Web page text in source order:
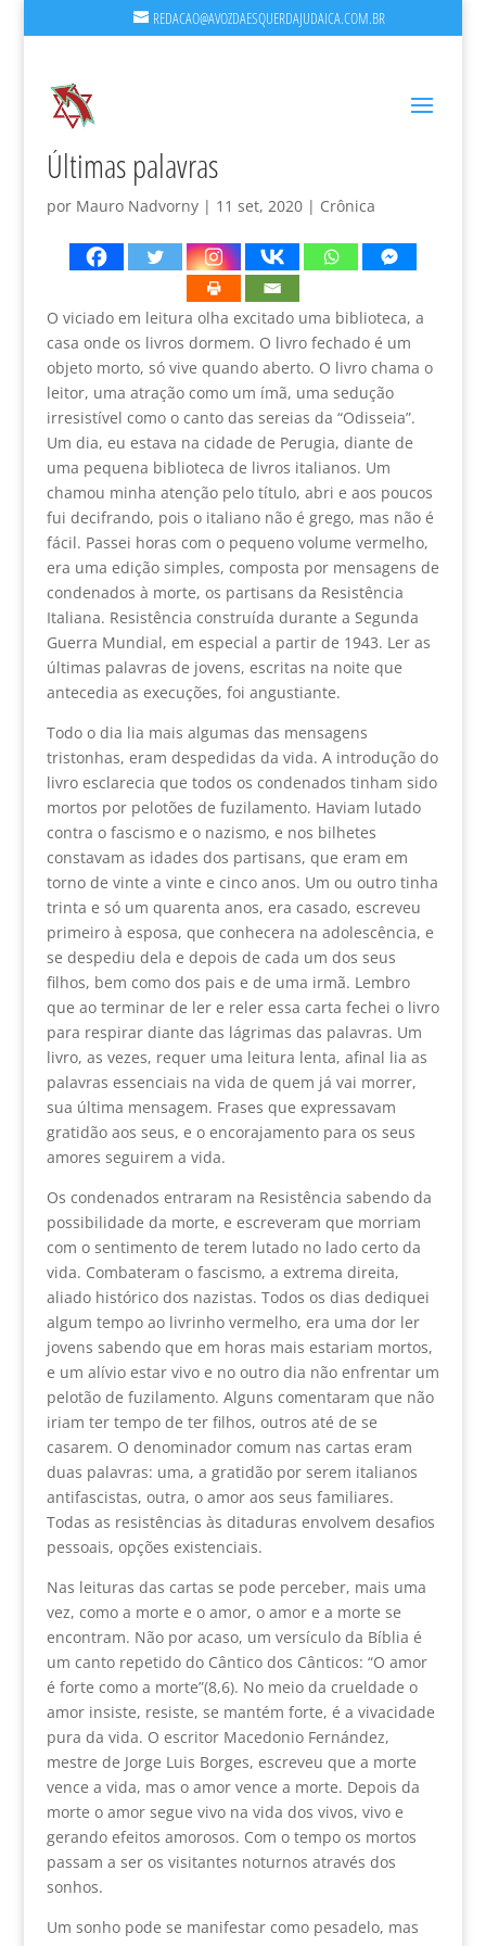
REDACAO@AVOZDAESQUERDAJUDAICA.COM.BR
Últimas palavras
por Mauro Nadvorny| 11 set, 2020| Crônica
O viciado em leitura olha excitado uma biblioteca, a
casa onde os livros dormem. O livro fechado é um
objeto morto, só vive quando aberto. O livro chama o
leitor, uma atração como um ímã, uma sedução
irresistível como o canto das sereias da “Odisseia”.
Um dia, eu estava na cidade de Perugia, diante de
uma pequena biblioteca de livros italianos. Um
chamou minha atenção pelo título, abri e aos poucos
fui decifrando, pois o italiano não é grego, mas não é
fácil. Passei horas com o pequeno volume vermelho,
era uma edição simples, composta por mensagens de
condenados à morte, os partisans da Resistência
Italiana. Resistência construída durante a Segunda
Guerra Mundial, em especial a partir de 1943. Ler as
últimas palavras de jovens, escritas na noite que
antecedia as execuções, foi angustiante.
Todo o dia lia mais algumas das mensagens
tristonhas, eram despedidas da vida. A introdução do
livro esclarecia que todos os condenados tinham sido
mortos por pelotões de fuzilamento. Haviam lutado
contra o fascismo e o nazismo, e nos bilhetes
constavam as idades dos partisans, que eram em
torno de vinte a vinte e cinco anos. Um ou outro tinha
trinta e só um quarenta anos, era casado, escreveu
primeiro à esposa, que conhecera na adolescência, e
se despediu dela e depois de cada um dos seus
filhos, bem como dos pais e de uma irmã. Lembro
que ao terminar de ler e reler essa carta fechei o livro
para respirar diante das lágrimas das palavras. Um
livro, as vezes, requer uma leitura lenta, afinal lia as
palavras essenciais na vida de quem já vai morrer,
sua última mensagem. Frases que expressavam
gratidão aos seus, e o encorajamento para os seus
amores seguirem a vida.
Os condenados entraram na Resistência sabendo da
possibilidade da morte, e escreveram que morriam
com o sentimento de terem lutado no lado certo da
vida. Combateram o fascismo, a extrema direita,
aliado histórico dos nazistas. Todos os dias dediquei
algum tempo ao livrinho vermelho, era uma dor ler
jovens sabendo que em horas mais estariam mortos,
e um alívio estar vivo e no outro dia não enfrentar um
pelotão de fuzilamento. Alguns comentaram que não
iriam ter tempo de ter filhos, outros até de se
casarem. O denominador comum nas cartas eram
duas palavras: uma, a gratidão por serem italianos
antifascistas, outra, o amor aos seus familiares.
Todas as resistências às ditaduras envolvem desafios
pessoais, opções existenciais.
Nas leituras das cartas se pode perceber, mais uma
vez, como a morte e o amor, o amor e a morte se
encontram. Não por acaso, um versículo da Bíblia é
um canto repetido do Cântico dos Cânticos: “O amor
é forte como a morte”(8,6). No meio da crueldade o
amor insiste, resiste, se mantém forte, é a vivacidade
pura da vida. O escritor Macedonio Fernández,
mestre de Jorge Luis Borges, escreveu que a morte
vence a vida, mas o amor vence a morte. Depois da
morte o amor segue vivo na vida dos vivos, vivo e
gerando efeitos amorosos. Com o tempo os mortos
passam a ser os visitantes noturnos através dos
sonhos.
Um sonho pode se manifestar como pesadelo, mas